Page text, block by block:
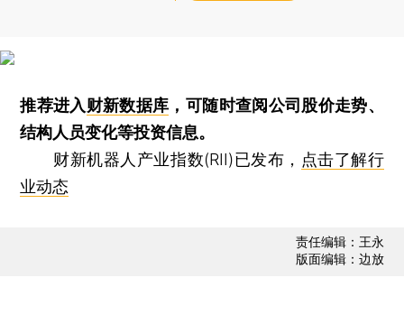
推荐进入财新数据库 ，可随时查阅公司股价走势、
结构人员变化等投资信息。
财新机器人产业指数(RII)已发布， 点击了解行
业动态
责任编辑：王永
版面编辑：边放